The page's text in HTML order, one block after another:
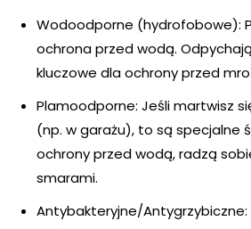
Wodoodporne (hydrofobowe):
ochrona przed wodą.
kluczowe dla ochrony przed
Plamoodporne: Jeśli martwisz
(np. w garażu), to są specjalne
ochrony przed wodą, radzą
smarami.
Antybakteryjne/Antygrzybiczne: